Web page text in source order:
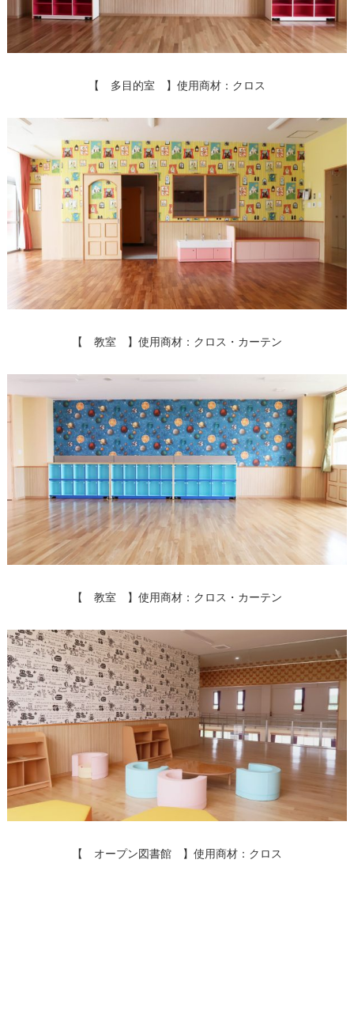
【 多目的室 】使用商材：クロス
【 教室 】使用商材：クロス・カーテン
【 教室 】使用商材：クロス・カーテン
【 オープン図書館 】使用商材：クロス